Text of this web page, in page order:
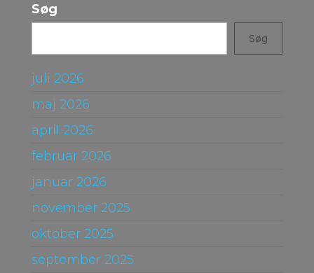
Søg
Søg
juli 2026
maj 2026
april 2026
februar 2026
januar 2026
november 2025
oktober 2025
september 2025